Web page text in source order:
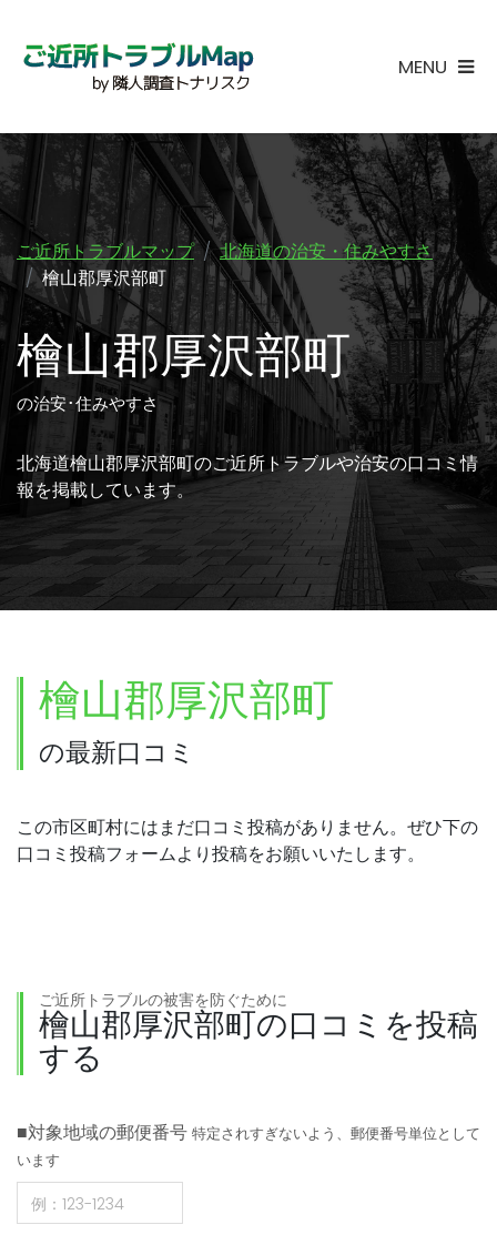
MENU
ご近所トラブルマップ
北海道の治安・住みやすさ
檜山郡厚沢部町
檜山郡厚沢部町
の治安･住みやすさ
北海道檜山郡厚沢部町のご近所トラブルや治安の口コミ情
報を掲載しています。
檜山郡厚沢部町
の最新口コミ
この市区町村にはまだ口コミ投稿がありません。ぜひ下の
口コミ投稿フォームより投稿をお願いいたします。
ご近所トラブルの被害を防ぐために
檜山郡厚沢部町の口コミを投稿
する
■対象地域の郵便番号 特定されすぎないよう、郵便番号単位として
います